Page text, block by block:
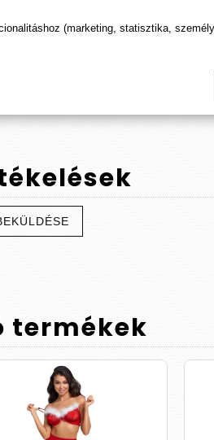
termékek
(marketing, statisztika,